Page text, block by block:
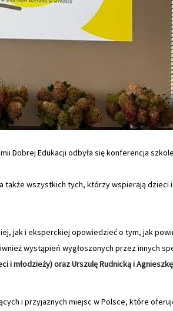
Dobrej Edukacji odbyła się konferencja
wszystkich tych, którzy wspierają dzieci
jak i eksperckiej opowiedzieć o tym, jak
wystąpień wygłoszonych przez innych
młodzieży) oraz Urszulę Rudnicką i
i przyjaznych miejsc w Polsce, które